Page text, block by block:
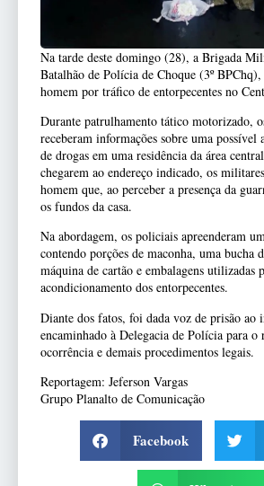
Na tarde deste domingo (28), a Brigada
Batalhão de Polícia de Choque (3º
homem por tráfico de entorpecentes no
Durante patrulhamento tático motorizado,
receberam informações sobre uma
de drogas em uma residência da área
chegarem ao endereço indicado, os
homem que, ao perceber a presença da
os fundos da casa.
Na abordagem, os policiais apreenderam
contendo porções de maconha, uma bucha
máquina de cartão e embalagens utilizadas
acondicionamento dos entorpecentes.
Diante dos fatos, foi dada voz de prisão
encaminhado à Delegacia de Polícia para o
ocorrência e demais procedimentos legais.
Reportagem: Jeferson Vargas
Grupo Planalto de Comunicação
Facebook